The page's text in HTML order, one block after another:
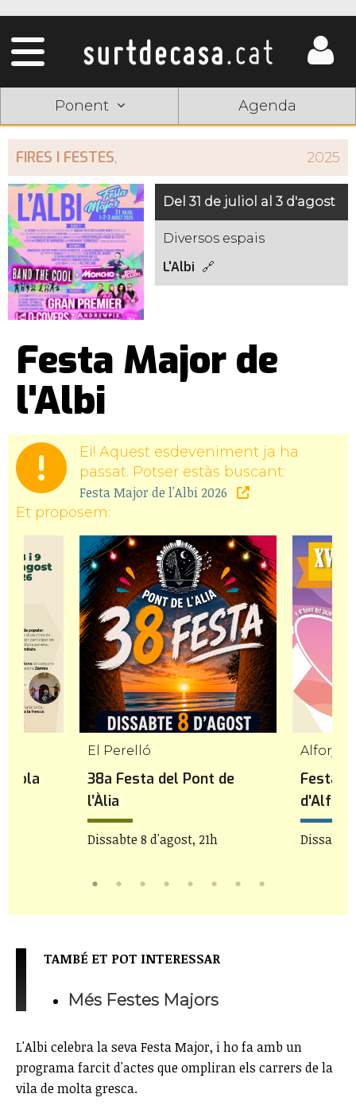
Ponent Agenda
FIRES I FESTES, 2025
Del 31 de juliol al 3 d'agost
Diversos espais
L'Albi
Festa Major de
l'Albi
Ei! Aquest esdeveniment ja ha
passat. Potser estàs buscant:
Festa Major de l'Albi 2026
Et proposem:
El Perelló
38a Festa del Pont de
l’Àlia
Dissabte 8 d'agost, 21h
Alforja
Festa
Dissabte
TAMBÉ ET POT INTERESSAR
Més Festes Majors
L'Albi celebra la seva Festa Major, i ho fa amb un
programa farcit d'actes que ompliran els carrers de la
vila de molta gresca.